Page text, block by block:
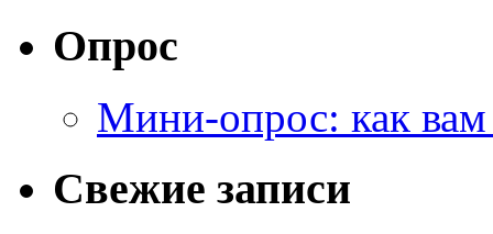
Опрос
Мини-опрос: как вам
Свежие записи